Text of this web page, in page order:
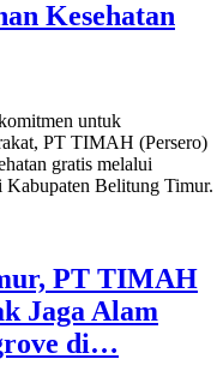
Kesehatan
untuk
PT TIMAH (Persero)
gratis melalui
Kabupaten Belitung Timur.
PT TIMAH
Jaga Alam
di…